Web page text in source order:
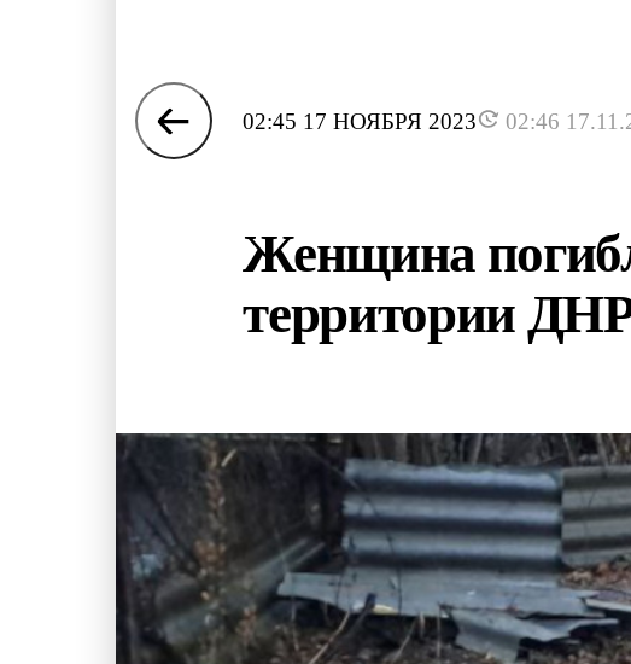
02:45 17 НОЯБРЯ 2023 02:46
Женщина
территории